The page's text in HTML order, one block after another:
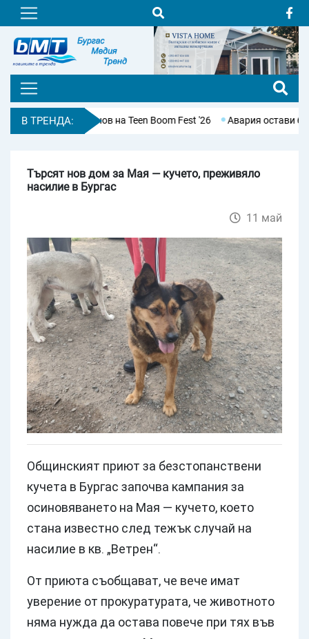
В ТРЕНДА:
Виктор Асенов на Teen Boom Fest '26 Авария остави без вода
Търсят нов дом за Мая — кучето, преживяло
насилие в Бургас
11 май
Общинският приют за безстопанствени
кучета в Бургас започва кампания за
осиновяването на Мая — кучето, което
стана известно след тежък случай на
насилие в кв. „Ветрен“.
От приюта съобщават, че вече имат
уверение от прокуратурата, че животното
няма нужда да остава повече при тях във